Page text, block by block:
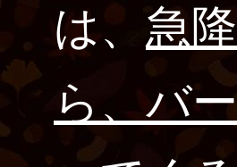
は、 急
ら、バ